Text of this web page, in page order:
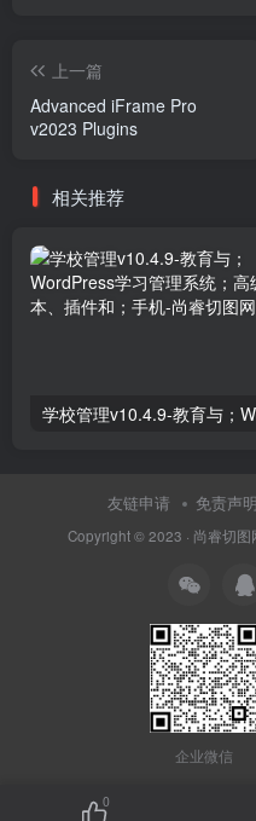
上一篇
Advanced iFrame Pro
v2023 Plugins
相关推荐
友链申请 免责声明
Copyright © 2023 · 尚睿切图
企业微信
0